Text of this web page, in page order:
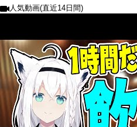
人気動画(直近14日間)